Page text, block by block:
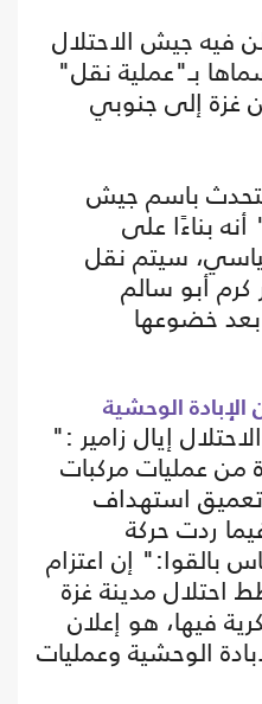
فيه جيش الاحتلال
بـ"عملية نقل"
غزة إلى جنوبي
باسم جيش
أنه بناءًا على
سيتم نقل
أبو سالم
خضوعها
الإبادة الوحشية
إيال زامير :"
من عمليات مركبات
استهداف
ردت حركة
بالقوا:" إن اعتزام
احتلال مدينة غزة
فيها، هو إعلان
الوحشية وعمليات